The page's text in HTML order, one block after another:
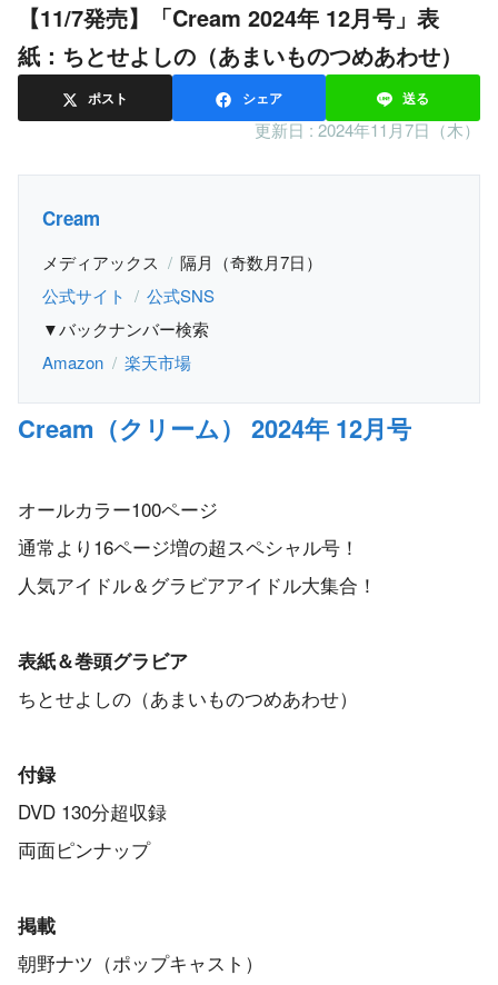
【11/7発売】「Cream 2024年 12月号」表
紙：ちとせよしの（あまいものつめあわせ）
ポスト シェア 送る
更新日 : 2024年11月7日（木）
Cream
メディアックス
隔月（奇数月7日）
公式サイト
公式SNS
▼バックナンバー検索
Amazon
楽天市場
Cream（クリーム） 2024年 12月号
オールカラー100ページ
通常より16ページ増の超スペシャル号！
人気アイドル＆グラビアアイドル大集合！
表紙＆巻頭グラビア
ちとせよしの（あまいものつめあわせ）
付録
DVD 130分超収録
両面ピンナップ
掲載
朝野ナツ（ポップキャスト）